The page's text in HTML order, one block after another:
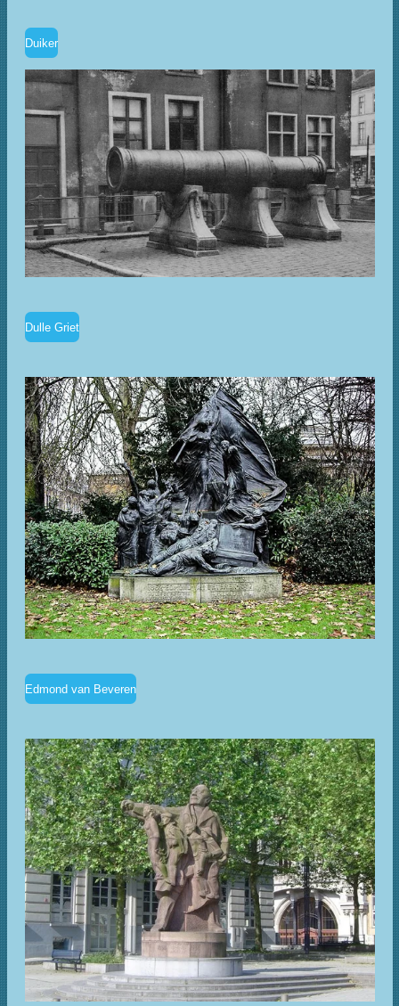
Duiker
Dulle Griet
Edmond van Beveren